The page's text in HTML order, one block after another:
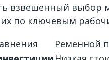
взвешенный выбор
по ключевым
Ременной